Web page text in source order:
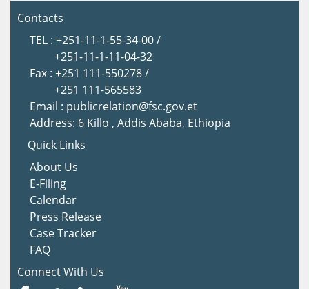
Contacts
TEL : +251-11-1-55-34-00 /
+251-11-1-11-04-32
Fax : +251 111-550278 /
+251 111-565583
Email : publicrelation@fsc.gov.et
Address: 6 Killo , Addis Ababa, Ethiopia
Quick Links
About Us
E-Filing
Calendar
Press Release
Case Tracker
FAQ
Connect With Us